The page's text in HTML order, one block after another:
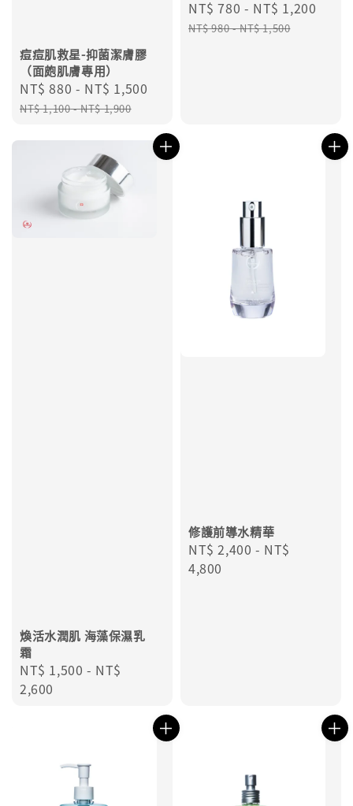
痘痘肌救星-抑菌潔膚膠
（面皰肌膚專用）
Sale
price
NT$ 880 - NT$ 1,500
NT$ 1,100-NT$ 1,900
Sale
price
NT$ 780 - NT$ 1,200
NT$ 980-NT$ 1,500
煥活水潤肌 海藻保濕乳
霜
Regular
price
NT$ 1,500 - NT$
2,600
修護前導水精華
Regular
price
NT$ 2,400 - NT$
4,800